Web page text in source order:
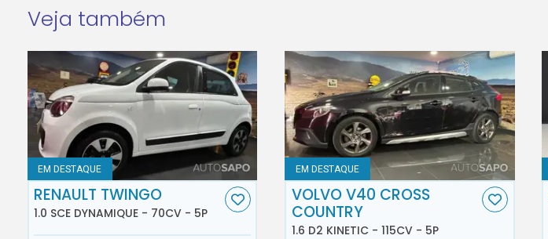
Veja também
EM DESTAQUE
RENAULT TWINGO
1.0 SCE DYNAMIQUE - 70CV - 5P
EM DESTAQUE
VOLVO V40 CROSS
COUNTRY
1.6 D2 KINETIC - 115CV - 5P